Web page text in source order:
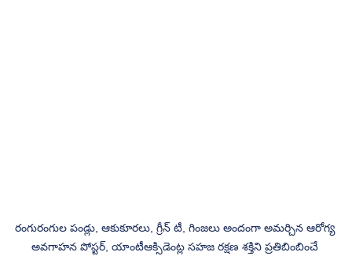
రంగురంగుల పండ్లు, ఆకుకూరలు, గ్రీన్ టీ, గింజలు అందంగా అమర్చిన ఆరోగ్య
అవగాహన పోస్టర్, యాంటీఆక్సిడెంట్ల సహజ రక్షణ శక్తిని ప్రతిబింబించే